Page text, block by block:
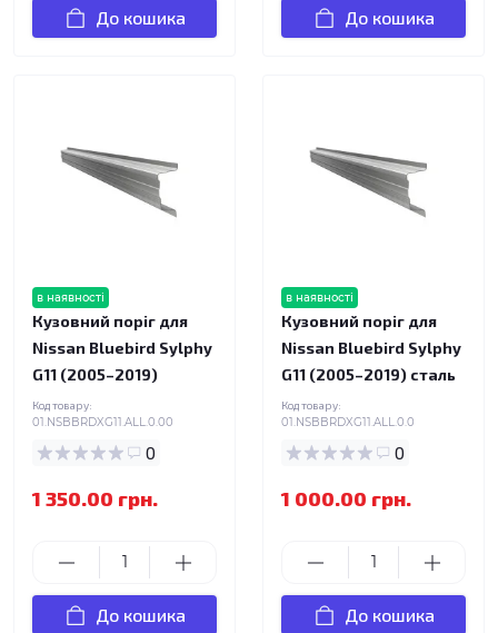
До кошика До кошика
в наявності
Кузовний поріг для
Nissan Bluebird Sylphy
G11 (2005–2019)
Код товару:
01.NSBBRDXG11.ALL.0.00
0
1 350.00 грн.
До кошика
в наявності
Кузовний поріг для
Nissan Bluebird Sylphy
G11 (2005–2019) сталь
Код товару:
01.NSBBRDXG11.ALL.0.0
0
1 000.00 грн.
До кошика